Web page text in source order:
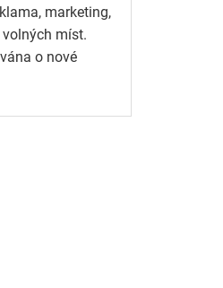
marketing,
volných míst.
o nové